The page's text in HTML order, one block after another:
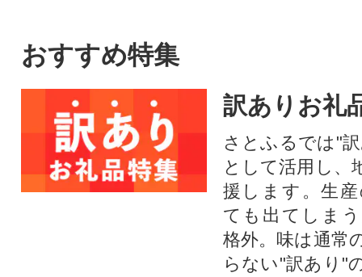
おすすめ特集
訳ありお礼
さとふるでは"
として活用し、
援します。⽣
ても出てしま
格外。味は通常
らない"訳あり"